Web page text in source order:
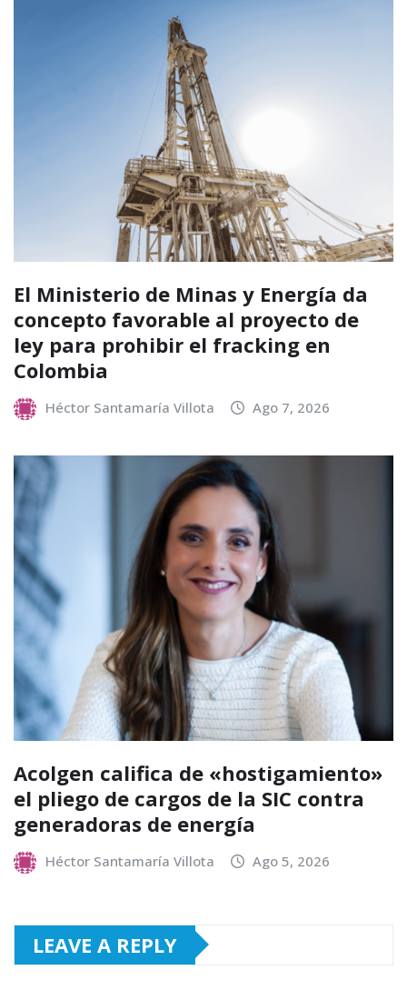
El Ministerio de Minas y Energía da
concepto favorable al proyecto de
ley para prohibir el fracking en
Colombia
Héctor Santamaría Villota Ago 7, 2026
Acolgen califica de «hostigamiento»
el pliego de cargos de la SIC contra
generadoras de energía
Héctor Santamaría Villota Ago 5, 2026
LEAVE A REPLY